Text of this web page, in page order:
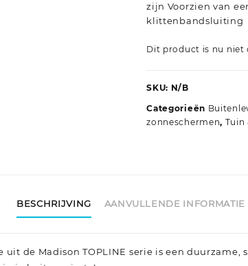
zijn Voorzien van
klittenbandsluiting
Dit product is nu niet
SKU: N/B
Categorieën
zonneschermen, Tuin
BESCHRIJVING AANVULLENDE INFORMATIE
uit de Madison TOPLINE serie is een